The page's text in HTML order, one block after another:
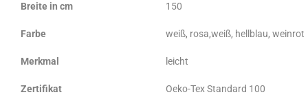
Breite in cm 150
Farbe weiß, rosa,weiß, hellblau, weinrot
Merkmal leicht
Zertifikat Oeko-Tex Standard 100